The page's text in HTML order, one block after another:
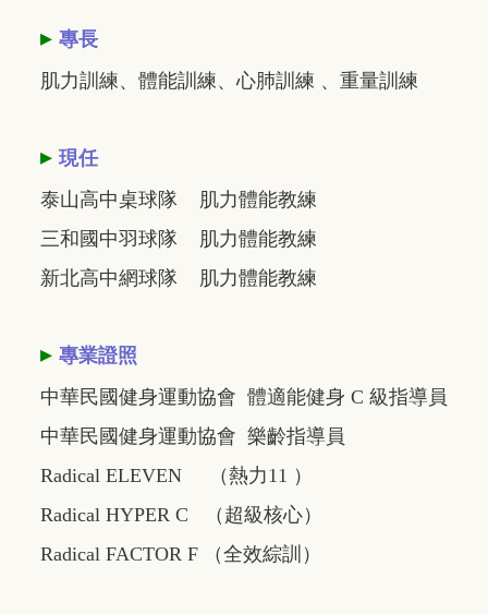
▸ 專長
肌力訓練、體能訓練、心肺訓練 、重量訓練
▸ 現任
泰山高中桌球隊 肌力體能教練
三和國中羽球隊 肌力體能教練
新北高中網球隊 肌力體能教練
▸ 專業證照
中華民國健身運動協會 體適能健身 C 級指導員
中華民國健身運動協會 樂齡指導員
Radical ELEVEN （熱力11 ）
Radical HYPER C （超級核心）
Radical FACTOR F （全效綜訓）